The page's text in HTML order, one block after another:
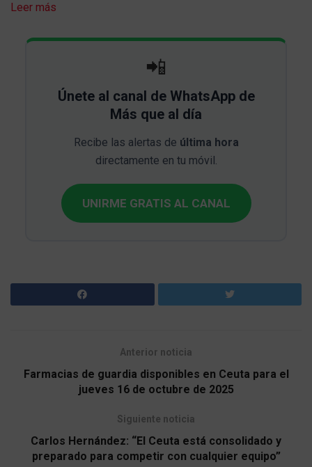
Leer más
📲
Únete al canal de WhatsApp de
Más que al día
Recibe las alertas de última hora
directamente en tu móvil.
UNIRME GRATIS AL CANAL
Anterior noticia
Farmacias de guardia disponibles en Ceuta para el
jueves 16 de octubre de 2025
Siguiente noticia
Carlos Hernández: “El Ceuta está consolidado y
preparado para competir con cualquier equipo”